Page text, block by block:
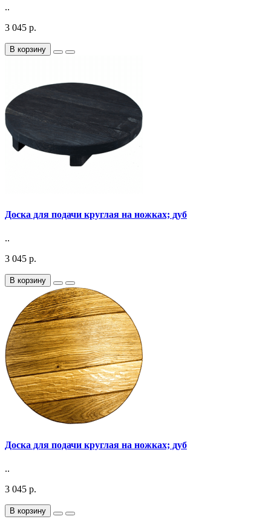
..
3 045 р.
В корзину
Доска для подачи круглая на ножках; дуб
..
3 045 р.
В корзину
Доска для подачи круглая на ножках; дуб
..
3 045 р.
В корзину